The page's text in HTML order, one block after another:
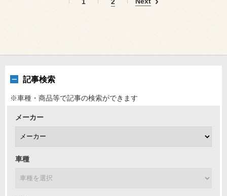
記事検索
※車種・商品等で記事の検索ができます
メーカー
車種